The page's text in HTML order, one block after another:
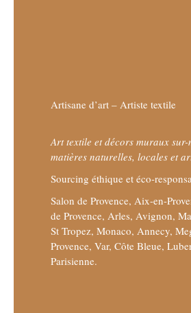
Artisane d’art – Artiste textile
Art textile et décors muraux sur-
matières naturelles, locales et
Sourcing éthique et éco-
Salon de Provence, Aix-en-
de Provence, Arles, Avignon,
St Tropez, Monaco, Annecy,
Provence, Var, Côte Bleue,
Parisienne.